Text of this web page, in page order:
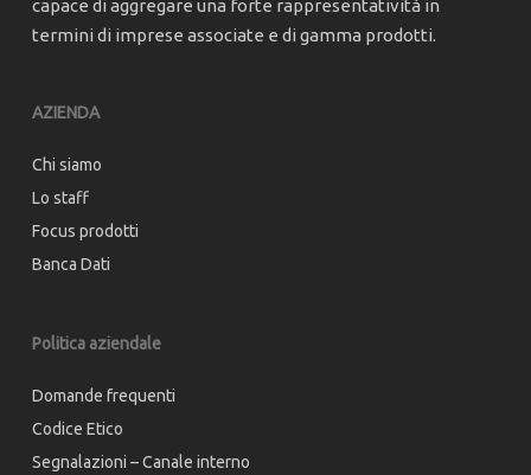
capace di aggregare una forte rappresentatività in
termini di imprese associate e di gamma prodotti.
AZIENDA
Chi siamo
Lo staff
Focus prodotti
Banca Dati
Politica aziendale
Domande frequenti
Codice Etico
Segnalazioni – Canale interno